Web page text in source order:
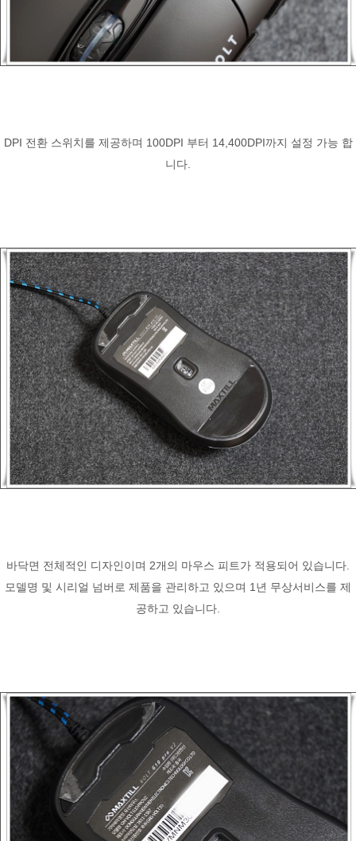
DPI 전환 스위치를 제공하며 100DPI 부터 14,400DPI까지 설정 가능 합
니다.
바닥면 전체적인 디자인이며 2개의 마우스 피트가 적용되어 있습니다.
모델명 및 시리얼 넘버로 제품을 관리하고 있으며 1년 무상서비스를 제
공하고 있습니다.